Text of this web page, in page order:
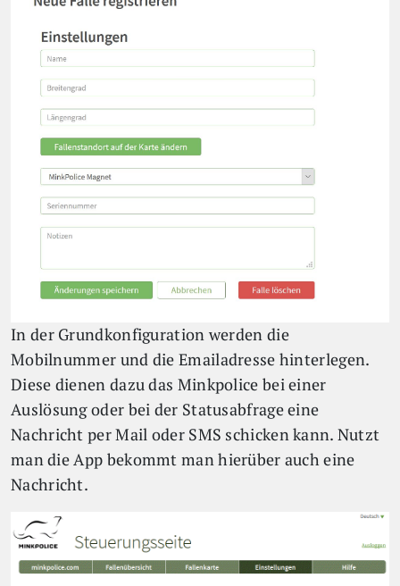
In der Grundkonfiguration werden die
Mobilnummer und die Emailadresse hinterlegen.
Diese dienen dazu das Minkpolice bei einer
Auslösung oder bei der Statusabfrage eine
Nachricht per Mail oder SMS schicken kann. Nutzt
man die App bekommt man hierüber auch eine
Nachricht.